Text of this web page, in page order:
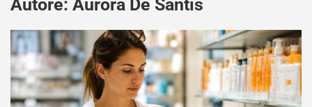
Autore: Aurora De Santis